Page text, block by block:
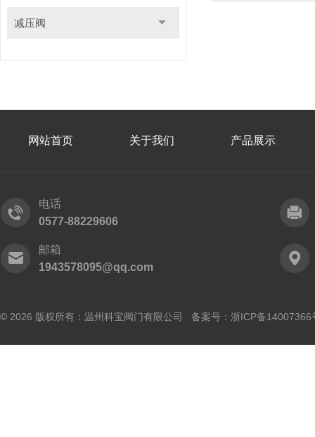
减压阀
网站首页 关于我们 产品展示
电话
0577-88229606
邮箱
1943578095@qq.com
© 2026 版权所有：温州科宝阀门有限公司 备案号： 浙ICP备14007366